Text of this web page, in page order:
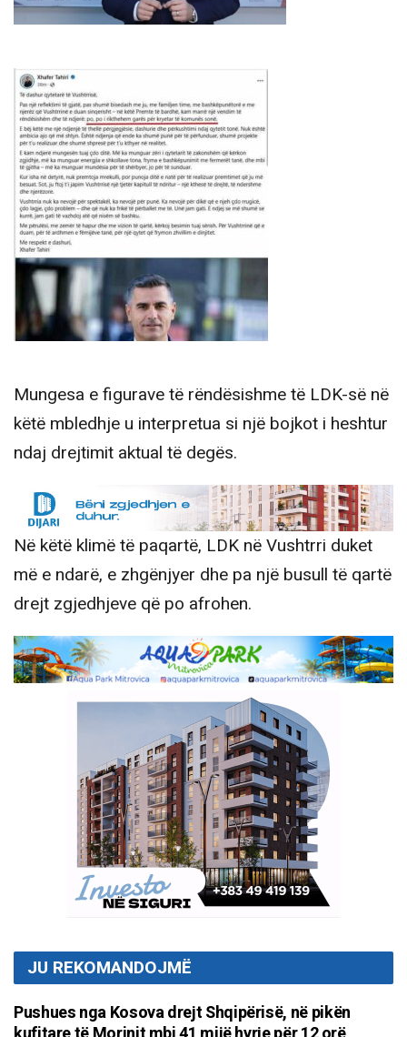
Mungesa e figurave të rëndësishme të LDK-së në
këtë mbledhje u interpretua si një bojkot i heshtur
ndaj drejtimit aktual të degës.
Në këtë klimë të paqartë, LDK në Vushtrri duket
më e ndarë, e zhgënjyer dhe pa një busull të qartë
drejt zgjedhjeve që po afrohen.
JU REKOMANDOJMË
Pushues nga Kosova drejt Shqipërisë, në pikën